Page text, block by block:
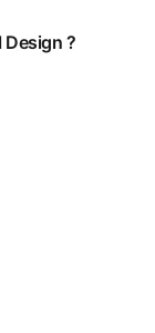
?